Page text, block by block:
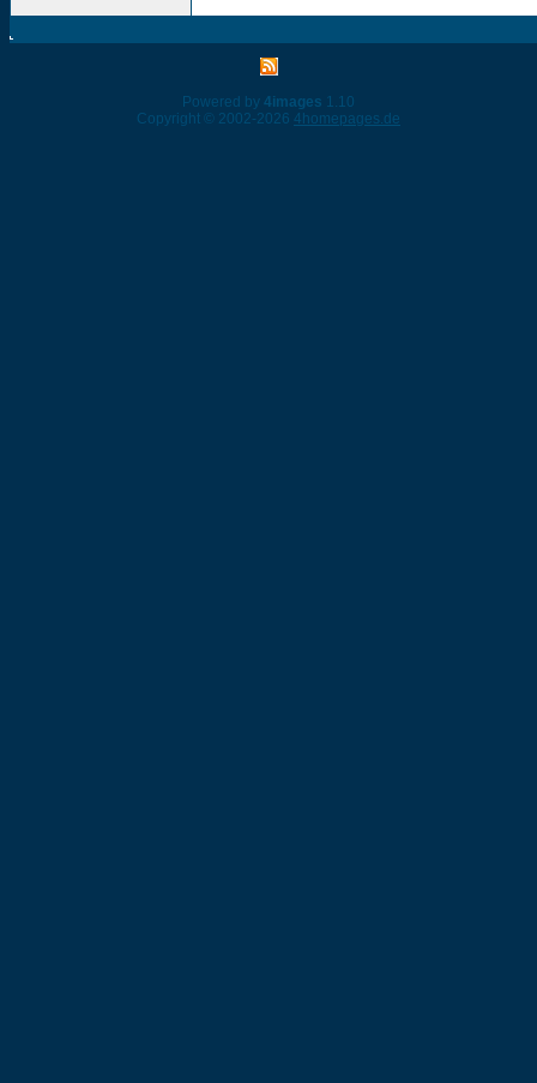
Powered by 4images 1.10
Copyright © 2002-2026 4homepages.de